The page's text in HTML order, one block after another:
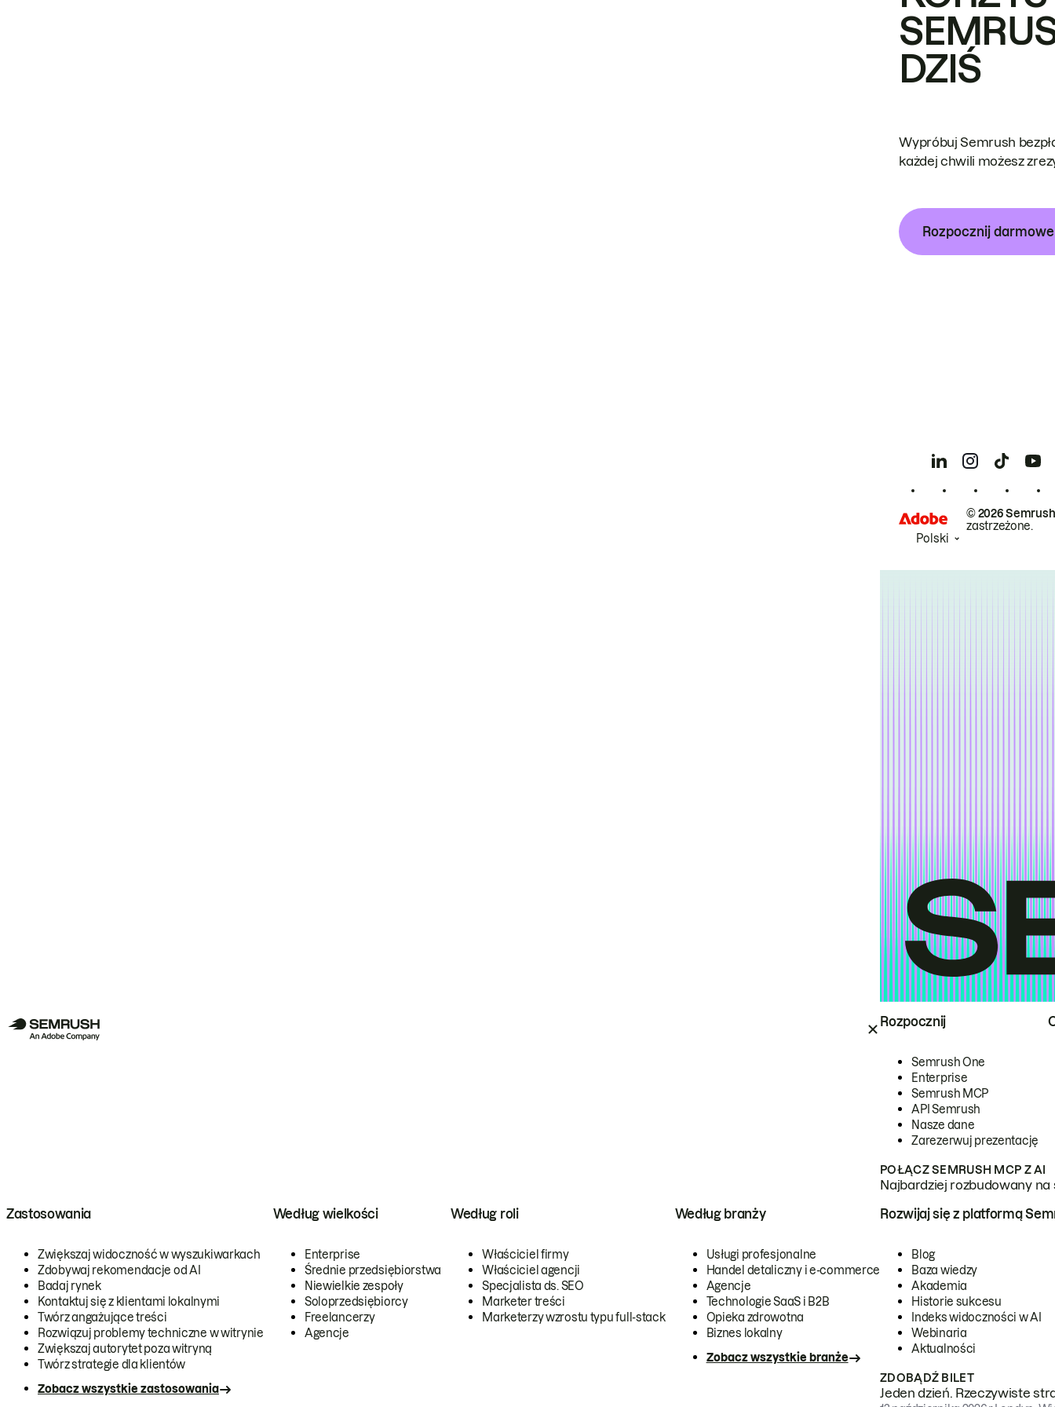
Rozpocznij
Semrush One
Enterprise
Semrush MCP
API Semrush
Nasze dane
Zarezerwuj prezentację
POŁĄCZ SEMRUSH MCP Z AI
Najbardziej rozbudowany
Zastosowania
Zwiększaj widoczność w wyszukiwarkach
Zdobywaj rekomendacje od AI
Badaj rynek
Kontaktuj się z klientami lokalnymi
Twórz angażujące treści
Rozwiązuj problemy techniczne w witrynie
Zwiększaj autorytet poza witryną
Twórz strategie dla klientów
Zobacz wszystkie zastosowania
Według wielkości
Enterprise
Średnie przedsiębiorstwa
Niewielkie zespoły
Soloprzedsiębiorcy
Freelancerzy
Agencje
Według roli
Właściciel firmy
Właściciel agencji
Specjalista ds. SEO
Marketer treści
Marketerzy wzrostu typu full-stack
Według branży
Usługi profesjonalne
Handel detaliczny i e-commerce
Agencje
Technologie SaaS i B2B
Opieka zdrowotna
Biznes lokalny
Zobacz wszystkie branże
Rozwijaj się z platformą
Blog
Baza wiedzy
Akademia
Historie sukcesu
Indeks widoczności w AI
Webinaria
Aktualności
ZDOBĄDŹ BILET
Jeden dzień. Rzeczywiste
DZIŚ
Wypróbuj Semrush
każdej chwili możesz
Rozpocznij
© 2026
zastrzeżone.
Polski